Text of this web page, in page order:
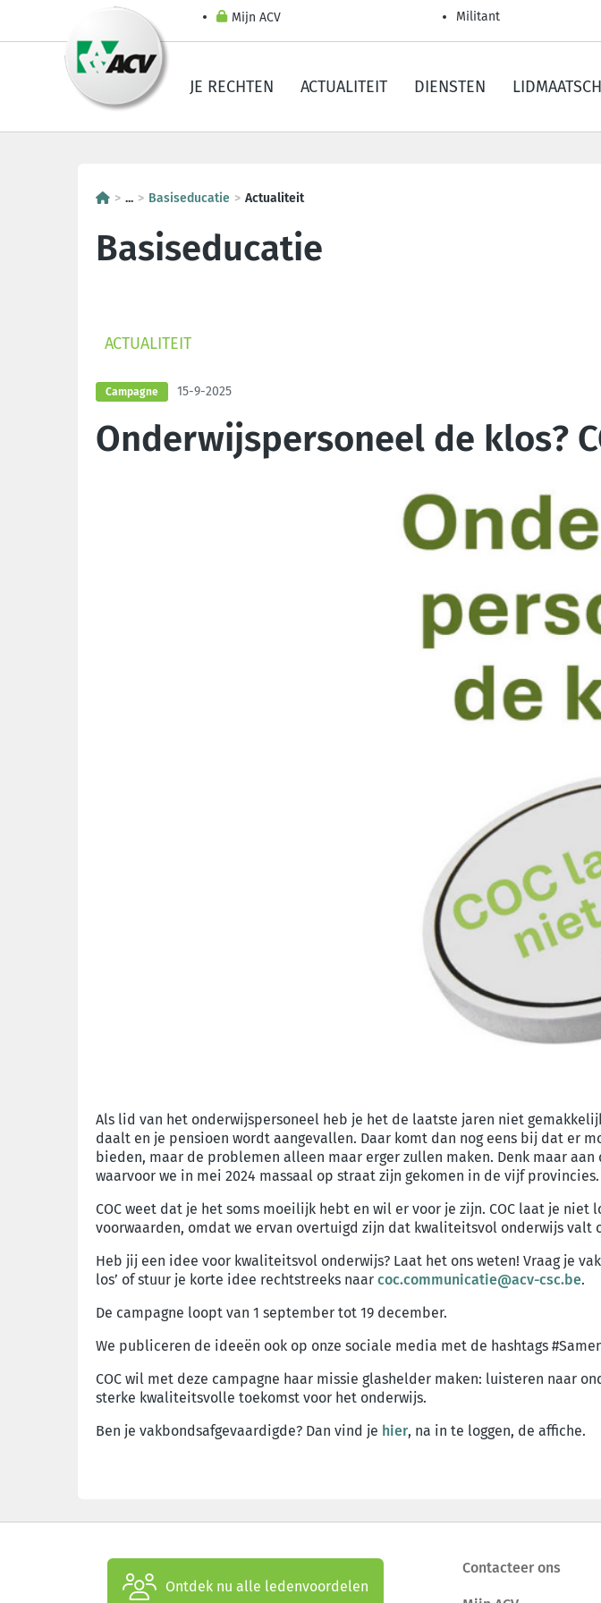
Mijn ACV Militant
JE RECHTEN ACTUALITEIT DIENSTEN
... Basiseducatie Actualiteit
Basiseducatie
ACTUALITEIT
Campagne 15-9-2025
Onderwijspersoneel de klos?
Als lid van het onderwijspersoneel heb je het de laatste jaren niet
daalt en je pensioen wordt aangevallen. Daar komt dan nog eens bij dat er
bieden, maar de problemen alleen maar erger zullen maken. Denk maar
waarvoor we in mei 2024 massaal op straat zijn gekomen in de vijf provincies.
COC weet dat je het soms moeilijk hebt en wil er voor je zijn. COC laat je
voorwaarden, omdat we ervan overtuigd zijn dat kwaliteitsvol onderwijs
Heb jij een idee voor kwaliteitsvol onderwijs? Laat het ons weten! Vraag je
los’ of stuur je korte idee rechtstreeks naar coc.communicatie@acv-csc.be.
De campagne loopt van 1 september tot 19 december.
We publiceren de ideeën ook op onze sociale media met de hashtags
COC wil met deze campagne haar missie glashelder maken: luisteren naar
sterke kwaliteitsvolle toekomst voor het onderwijs.
Ben je vakbondsafgevaardigde? Dan vind je hier, na in te loggen, de affiche.
Ontdek nu alle ledenvoordelen
Contacteer ons